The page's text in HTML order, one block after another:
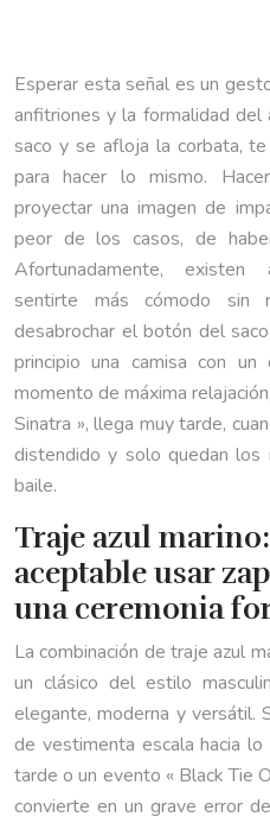
Esperar esta señal es un
anfitriones y la formalidad
saco y se afloja la corbata,
para hacer lo mismo.
proyectar una imagen de
peor de los casos, de
Afortunadamente, existen
sentirte más cómodo sin
desabrochar el botón del
principio una camisa con
momento de máxima
Sinatra », llega muy tarde,
distendido y solo quedan
baile.
Traje azul
aceptable usar
una ceremonia
La combinación de traje azul
un clásico del estilo
elegante, moderna y versátil.
de vestimenta escala hacia
tarde o un evento « Black Tie
convierte en un grave error